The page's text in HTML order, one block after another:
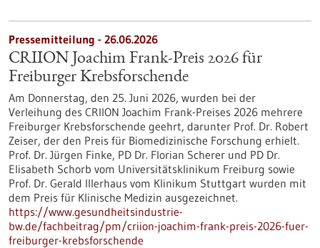
Pressemitteilung - 26.06.2026
CRIION Joachim Frank-Preis 2026 für
Freiburger Krebsforschende
Am Donnerstag, den 25. Juni 2026, wurden bei der
Verleihung des CRIION Joachim Frank-Preises 2026 mehrere
Freiburger Krebsforschende geehrt, darunter Prof. Dr. Robert
Zeiser, der den Preis für Biomedizinische Forschung erhielt.
Prof. Dr. Jürgen Finke, PD Dr. Florian Scherer und PD Dr.
Elisabeth Schorb vom Universitätsklinikum Freiburg sowie
Prof. Dr. Gerald Illerhaus vom Klinikum Stuttgart wurden mit
dem Preis für Klinische Medizin ausgezeichnet.
https://www.gesundheitsindustrie-
bw.de/fachbeitrag/pm/criion-joachim-frank-preis-2026-fuer-
freiburger-krebsforschende